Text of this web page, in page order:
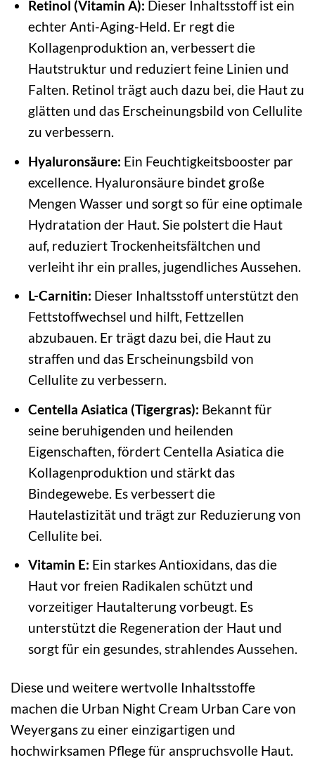
Retinol (Vitamin A): Dieser Inhaltsstoff ist ein
echter Anti-Aging-Held. Er regt die
Kollagenproduktion an, verbessert die
Hautstruktur und reduziert feine Linien und
Falten. Retinol trägt auch dazu bei, die Haut zu
glätten und das Erscheinungsbild von Cellulite
zu verbessern.
Hyaluronsäure: Ein Feuchtigkeitsbooster par
excellence. Hyaluronsäure bindet große
Mengen Wasser und sorgt so für eine optimale
Hydratation der Haut. Sie polstert die Haut
auf, reduziert Trockenheitsfältchen und
verleiht ihr ein pralles, jugendliches Aussehen.
L-Carnitin: Dieser Inhaltsstoff unterstützt den
Fettstoffwechsel und hilft, Fettzellen
abzubauen. Er trägt dazu bei, die Haut zu
straffen und das Erscheinungsbild von
Cellulite zu verbessern.
Centella Asiatica (Tigergras): Bekannt für
seine beruhigenden und heilenden
Eigenschaften, fördert Centella Asiatica die
Kollagenproduktion und stärkt das
Bindegewebe. Es verbessert die
Hautelastizität und trägt zur Reduzierung von
Cellulite bei.
Vitamin E: Ein starkes Antioxidans, das die
Haut vor freien Radikalen schützt und
vorzeitiger Hautalterung vorbeugt. Es
unterstützt die Regeneration der Haut und
sorgt für ein gesundes, strahlendes Aussehen.
Diese und weitere wertvolle Inhaltsstoffe
machen die Urban Night Cream Urban Care von
Weyergans zu einer einzigartigen und
hochwirksamen Pflege für anspruchsvolle Haut.